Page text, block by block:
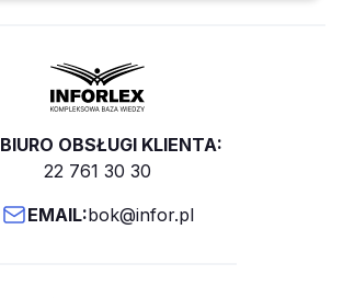
BIURO OBSŁUGI KLIENTA:
22 761 30 30
EMAIL:bok@infor.pl